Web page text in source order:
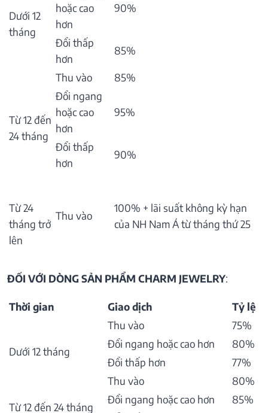
Dưới 12
tháng
hoặc cao
hơn
90%
Đổi thấp
hơn
85%
Từ 12 đến
24 tháng
Thu vào
85%
Đổi ngang
hoặc cao
hơn
95%
Đổi thấp
hơn
90%
Từ 24
tháng trở
lên
Thu vào
100% + lãi suất không kỳ hạn
của NH Nam Á từ tháng thứ 25
ĐỐI VỚI DÒNG SẢN PHẨM CHARM JEWELRY:
Thời gian Giao dịch Tỷ lệ
Dưới 12 tháng
Thu vào
75%
Đổi ngang hoặc cao hơn
80%
Đổi thấp hơn
77%
Từ 12 đến 24 tháng
Thu vào
80%
Đổi ngang hoặc cao hơn
85%